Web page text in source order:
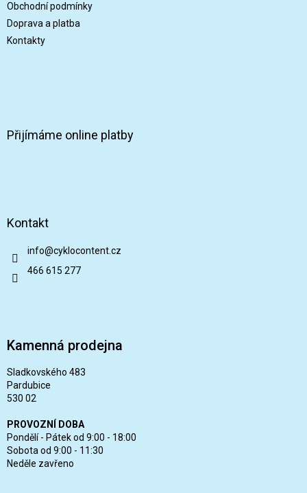
Obchodní podmínky
Doprava a platba
Kontakty
Přijímáme online platby
Kontakt
info@cyklocontent.cz
466 615 277
Kamenná prodejna
Sladkovského 483
Pardubice
530 02
PROVOZNÍ DOBA
Pondělí - Pátek od 9:00 - 18:00
Sobota od 9:00 - 11:30
Neděle zavřeno